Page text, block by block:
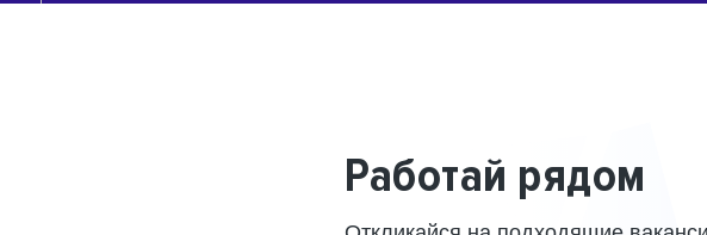
Работай рядом